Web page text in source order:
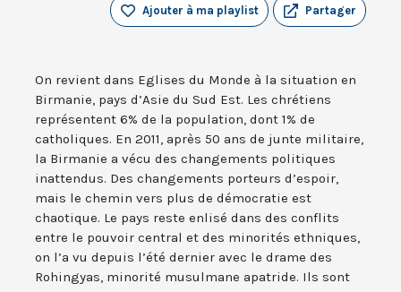
Partager
Ajouter à ma playlist
On revient dans Eglises du Monde à la situation en
Birmanie, pays d’Asie du Sud Est. Les chrétiens
représentent 6% de la population, dont 1% de
catholiques. En 2011, après 50 ans de junte militaire,
la Birmanie a vécu des changements politiques
inattendus. Des changements porteurs d’espoir,
mais le chemin vers plus de démocratie est
chaotique. Le pays reste enlisé dans des conflits
entre le pouvoir central et des minorités ethniques,
on l’a vu depuis l’été dernier avec le drame des
Rohingyas, minorité musulmane apatride. Ils sont